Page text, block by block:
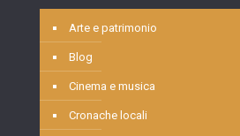
Arte e patrimonio
Blog
Cinema e musica
Cronache locali